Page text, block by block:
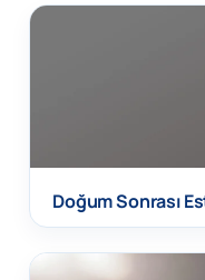
Doğum Sonrası